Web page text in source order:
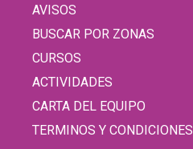
AVISOS
BUSCAR POR ZONAS
CURSOS
ACTIVIDADES
CARTA DEL EQUIPO
TERMINOS Y CONDICIONES